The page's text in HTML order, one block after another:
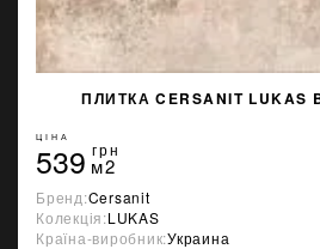
ПЛИТКА CERSANIT LUKAS
ЦІНА
539 грн
м2
Бренд:Cersanit
Колекція:LUKAS
Країна-виробник:Украина